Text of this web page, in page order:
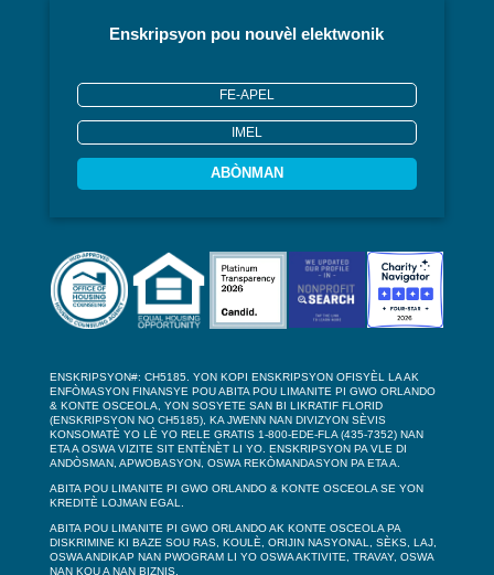
Enskripsyon pou nouvèl elektwonik
ABÒNMAN
ENSKRIPSYON#: CH5185. YON KOPI ENSKRIPSYON OFISYÈL LA AK
ENFÒMASYON FINANSYE POU ABITA POU LIMANITE PI GWO ORLANDO
& KONTE OSCEOLA, YON SOSYETE SAN BI LIKRATIF FLORID
(ENSKRIPSYON NO CH5185), KA JWENN NAN DIVIZYON SÈVIS
KONSOMATÈ YO LÈ YO RELE GRATIS 1-800-EDE-FLA (435-7352) NAN
ETA A OSWA VIZITE SIT ENTÈNÈT LI YO. ENSKRIPSYON PA VLE DI
ANDÒSMAN, APWOBASYON, OSWA REKÒMANDASYON PA ETA A.
ABITA POU LIMANITE PI GWO ORLANDO & KONTE OSCEOLA SE YON
KREDITÈ LOJMAN EGAL.
ABITA POU LIMANITE PI GWO ORLANDO AK KONTE OSCEOLA PA
DISKRIMINE KI BAZE SOU RAS, KOULÈ, ORIJIN NASYONAL, SÈKS, LAJ,
OSWA ANDIKAP NAN PWOGRAM LI YO OSWA AKTIVITE, TRAVAY, OSWA
NAN KOU A NAN BIZNIS.